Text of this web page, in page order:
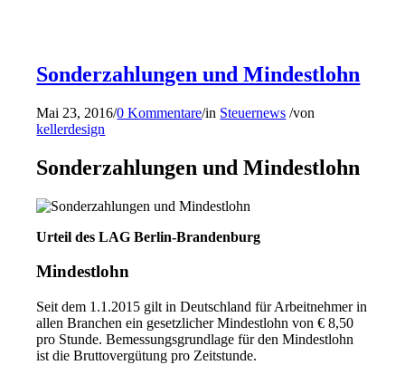
Sonderzahlungen und Mindestlohn
Mai 23, 2016/0 Kommentare/in Steuernews /von
kellerdesign
Sonderzahlungen und Mindestlohn
Urteil des LAG Berlin-Brandenburg
Mindestlohn
Seit dem 1.1.2015 gilt in Deutschland für Arbeitnehmer in
allen Branchen ein gesetzlicher Mindestlohn von € 8,50
pro Stunde. Bemessungsgrundlage für den Mindestlohn
ist die Bruttovergütung pro Zeitstunde.